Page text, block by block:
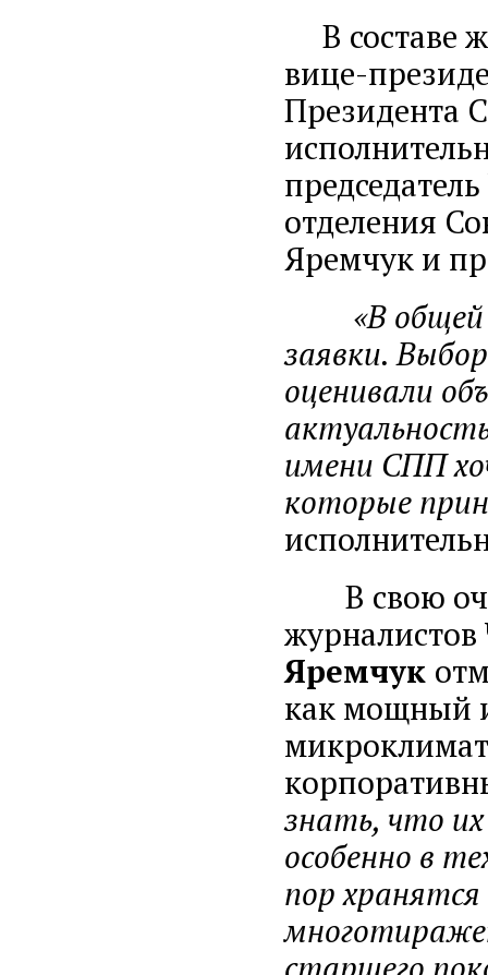
В составе
вице-
Президента
отделения
Яремчук и
«В общей
заявки.
оценивали
имени СПП
которые
В свою
журналистов
Яремчук
как мощный
знать, что
особенно в
пор